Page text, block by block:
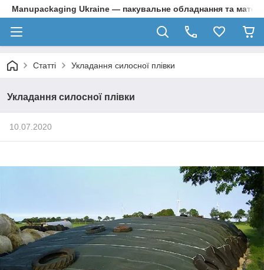
Manupackaging Ukraine — пакувальне обладнання та
Статті Укладання силосної плівки
Укладання силосної плівки
10.07.2020